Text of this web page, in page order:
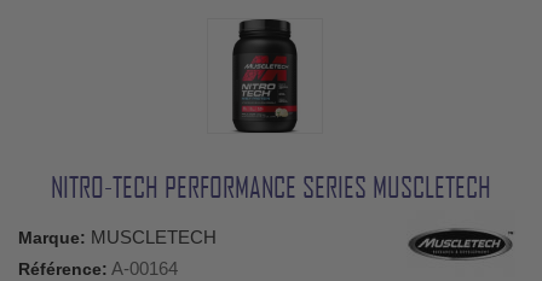
NITRO-TECH PERFORMANCE SERIES MUSCLETECH
Marque: MUSCLETECH
Référence: A-00164